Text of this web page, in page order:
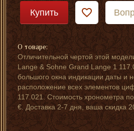
Купить
О товаре:
Отличительной чертой этой
Lange & Sohne Grand Lange 1
большого окна индикации даты и
расположение всех элементов
117.021. Стоимость хронометра
€. Доставка 2-7 дня, ваша скидка